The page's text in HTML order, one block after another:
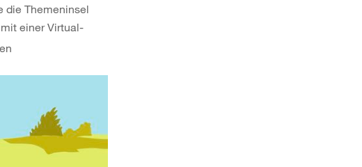
die Themeninsel
einer Virtual-